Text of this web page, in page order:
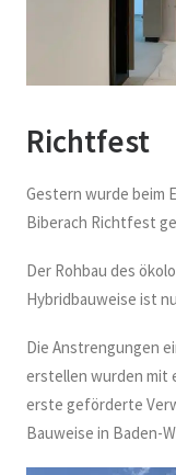
Richtfest
Gestern wurde beim
Biberach Richtfest
Der Rohbau des
Hybridbauweise ist
Die Anstrengungen
erstellen wurden mit
erste geförderte
Bauweise in Baden-